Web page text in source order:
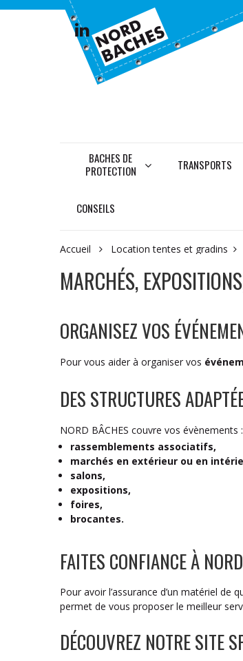
BACHES DE
PROTECTION
TRANSPORTS
CONSEILS
Accueil Location tentes et gradins
MARCHÉS,
ORGANISEZ VOS
Pour vous aider à organiser vos
DES STRUCTURES
NORD BÂCHES couvre vos évènements :
rassemblements associatifs,
marchés en extérieur ou en
salons,
expositions,
foires,
brocantes.
FAITES CONFIANCE À
Pour avoir l’assurance d’un matériel
permet de vous proposer le meilleur
DÉCOUVREZ NOTRE SITE